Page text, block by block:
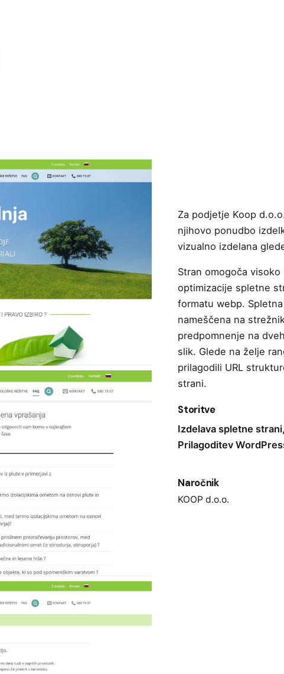
Za podjetje Koop
njihovo ponudbo
vizualno izdelana
Stran omogoča
optimizacije spletne
formatu webp.
nameščena na
predpomnenje na
slik. Glede na želje
prilagodili URL
strani.
Storitve
Izdelava spletne
Prilagoditev
Naročnik
KOOP d.o.o.